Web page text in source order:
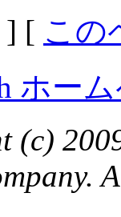
] [ この
ホー
(c)